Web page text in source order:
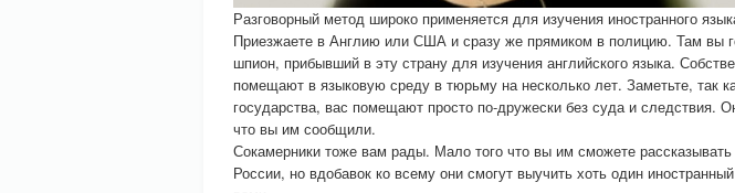
Разговорный метод широко применяется для изучения иностранного
Приезжаете в Англию или США и сразу же прямиком в полицию. Там вы
шпион, прибывший в эту страну для изучения английского языка.
помещают в языковую среду в тюрьму на несколько лет. Заметьте, так
государства, вас помещают просто по-дружески без суда и следствия.
что вы им сообщили.
Сокамерники тоже вам рады. Мало того что вы им сможете
России, но вдобавок ко всему они смогут выучить хоть один